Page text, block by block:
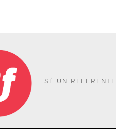
SÉ UN REFERENTE